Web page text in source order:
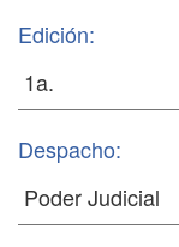
Edición:
Despacho: